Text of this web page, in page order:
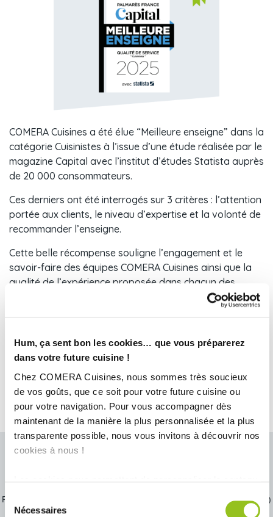
Hum, ça sent bon les cookies… que vous préparerez
dans votre future cuisine !
Chez COMERA Cuisines, nous sommes très soucieux
de vos goûts, que ce soit pour votre future cuisine ou
pour votre navigation. Pour vous accompagner dès
maintenant de la manière la plus personnalisée et la plus
transparente possible, nous vous invitons à découvrir nos
cookies à nous !
médias sociaux et d'analyser notre trafic. Nous
Sélection
Nécessaires
COMERA Cuisines a été élue “Meilleure enseigne” dans la
catégorie Cuisinistes à l’issue d’une étude réalisée par le
magazine Capital avec l’institut d’études Statista auprès
de 20 000 consommateurs.
Ces derniers ont été interrogés sur 3 critères : l’attention
portée aux clients, le niveau d’expertise et la volonté de
recommander l’enseigne.
Cette belle récompense souligne l’engagement et le
savoir-faire des équipes COMERA Cuisines ainsi que la
qualité de l’expérience proposée dans chacun des
magasins. La satisfaction clients est notre priorité n°1 et
nous sommes ravis de vous le démontrer avec ce prix.
Et vous, aurez-vous le coup de ❤️ pour nous ?
Rencontrons-nous et discutons de votre projet cuisine
sur-mesure
L'équipe de votre magasin a hâte de vous rencontrer et concevoir
Prenez rendez-vous en quelques minutes et vous serez recontacté(e)
par votre conseiller COMERA Cuisines dans les meilleurs délais.